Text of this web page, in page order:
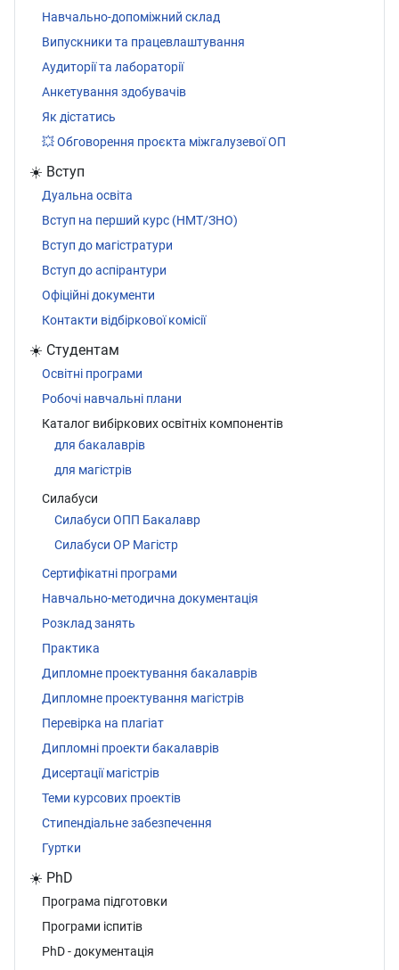
Навчально-допоміжний склад
Випускники та працевлаштування
Аудиторії та лабораторії
Анкетування здобувачів
Як дістатись
💥 Обговорення проєкта міжгалузевої ОП
☀️ Вступ
Дуальна освіта
Вступ на перший курс (НМТ/ЗНО)
Вступ до магістратури
Вступ до аспірантури
Офіційні документи
Контакти відбіркової комісії
☀️ Студентам
Освітні програми
Робочі навчальні плани
Каталог вибіркових освітніх компонентів
для бакалаврів
для магістрів
Силабуси
Силабуси ОПП Бакалавр
Силабуси ОР Магістр
Сертифікатні програми
Навчально-методична документація
Розклад занять
Практика
Дипломне проектування бакалаврів
Дипломне проектування магістрів
Перевірка на плагіат
Дипломні проекти бакалаврів
Дисертації магістрів
Теми курсових проектів
Стипендіальне забезпечення
Гуртки
☀️ PhD
Програма підготовки
Програми іспитів
PhD - документація